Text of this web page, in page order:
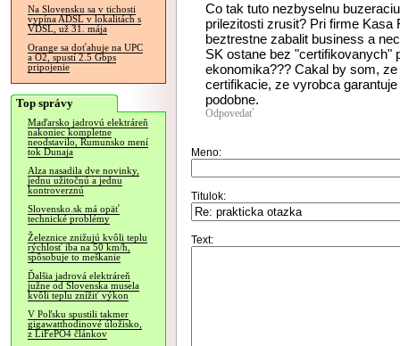
Na Slovensku sa v tichosti
vypína ADSL v lokalitách s
VDSL, už 31. mája
Orange sa doťahuje na UPC
a O2, spustí 2.5 Gbps
pripojenie
Top správy
Maďarsko jadrovú elektráreň
nakoniec kompletne
neodstavilo, Rumunsko mení
tok Dunaja
Alza nasadila dve novinky,
jednu užitočnú a jednu
kontroverznú
Slovensko.sk má opäť
technické problémy
Železnice znižujú kvôli teplu
rýchlosť iba na 50 km/h,
spôsobuje to meškanie
Ďalšia jadrová elektráreň
južne od Slovenska musela
kvôli teplu znížiť výkon
V Poľsku spustili takmer
gigawatthodinové úložisko,
z LiFePO4 článkov
Co tak tuto nezbyselnu
prilezitosti zrusit? Pri firme
beztrestne zabalit business a
SK ostane bez "certifikovanych"
ekonomika??? Cakal by som,
certifikacie, ze vyrobca
podobne.
Odpovedať
Meno:
Titulok:
Text: